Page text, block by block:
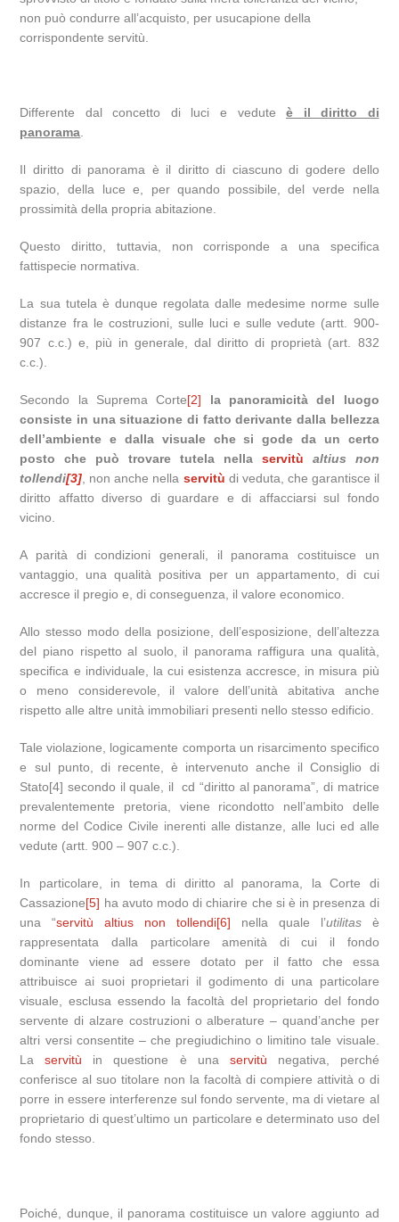
non può condurre all’acquisto, per usucapione della
corrispondente servitù.
Differente dal concetto di luci e veduteè il diritto di
panorama.
Il diritto di panorama è il diritto di ciascuno di godere dello
spazio, della luce e, per quando possibile, del verde nella
prossimità della propria abitazione.
Questo diritto, tuttavia, non corrisponde a una specifica
fattispecie normativa.
La sua tutela è dunque regolata dalle medesime norme sulle
distanze fra le costruzioni, sulle luci e sulle vedute (artt. 900-
907 c.c.) e, più in generale, dal diritto di proprietà (art. 832
c.c.).
Secondo la Suprema Corte[2]
la panoramicità del luogo
consiste in una situazione di fatto derivante dalla bellezza
dell’ambiente e dalla visuale che si gode da un certo
posto che può trovare tutela nella servitù
altius non
tollendi[3], non anche nella servitù di veduta, che garantisce il
diritto affatto diverso di guardare e di affacciarsi sul fondo
vicino.
A parità di condizioni generali, il panorama costituisce un
vantaggio, una qualità positiva per un appartamento, di cui
accresce il pregio e, di conseguenza, il valore economico.
Allo stesso modo della posizione, dell’esposizione, dell’altezza
del piano rispetto al suolo, il panorama raffigura una qualità,
specifica e individuale, la cui esistenza accresce, in misura più
o meno considerevole, il valore dell’unità abitativa anche
rispetto alle altre unità immobiliari presenti nello stesso edificio.
Tale violazione, logicamente comporta un risarcimento specifico
e sul punto, di recente, è intervenuto anche il Consiglio di
Stato[4] secondo il quale, il cd “diritto al panorama”, di matrice
prevalentemente pretoria, viene ricondotto nell’ambito delle
norme del Codice Civile inerenti alle distanze, alle luci ed alle
vedute (artt. 900 – 907 c.c.).
In particolare, in tema di diritto al panorama, la Corte di
Cassazione[5] ha avuto modo di chiarire che si è in presenza di
una “servitù altius non tollendi[6] nella quale l’utilitasè
rappresentata dalla particolare amenità di cui il fondo
dominante viene ad essere dotato per il fatto che essa
attribuisce ai suoi proprietari il godimento di una particolare
visuale, esclusa essendo la facoltà del proprietario del fondo
servente di alzare costruzioni o alberature – quand’anche per
altri versi consentite – che pregiudichino o limitino tale visuale.
Laservitù in questione è una servitù negativa, perché
conferisce al suo titolare non la facoltà di compiere attività o di
porre in essere interferenze sul fondo servente, ma di vietare al
proprietario di quest’ultimo un particolare e determinato uso del
fondo stesso.
Poiché, dunque, il panorama costituisce un valore aggiunto ad